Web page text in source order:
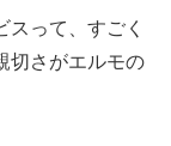
って、すごく
切さがエルモの